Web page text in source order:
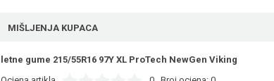
MIŠLJENJA KUPACA
letne gume 215/55R16 97Y XL ProTech NewGen Viking